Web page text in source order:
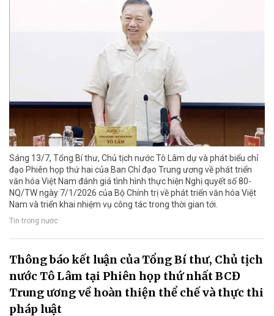
Sáng 13/7, Tổng Bí thư, Chủ tịch nước Tô Lâm dự và phát biểu chỉ
đạo Phiên họp thứ hai của Ban Chỉ đạo Trung ương về phát triển
văn hóa Việt Nam đánh giá tình hình thực hiện Nghị quyết số 80-
NQ/TW ngày 7/1/2026 của Bộ Chính trị về phát triển văn hóa Việt
Nam và triển khai nhiệm vụ công tác trong thời gian tới.
Tin trong nước
Thông báo kết luận của Tổng Bí thư, Chủ tịch
nước Tô Lâm tại Phiên họp thứ nhất BCĐ
Trung ương về hoàn thiện thể chế và thực thi
pháp luật